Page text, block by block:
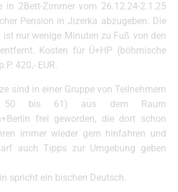
in 2Bett-Zimmer vom 26.12.24-2.1.25
Pension in Jizerka abzugeben. Die
ist nur wenige Minuten zu Fuß von den
Kosten für Ü+HP (böhmische
420,- EUR.
sind in einer Gruppe von Teilnehmern
50 bis 61) aus dem Raum
frei geworden, die dort schon
immer wieder gern hinfahren und
auch Tipps zur Umgebung geben
spricht ein bischen Deutsch.